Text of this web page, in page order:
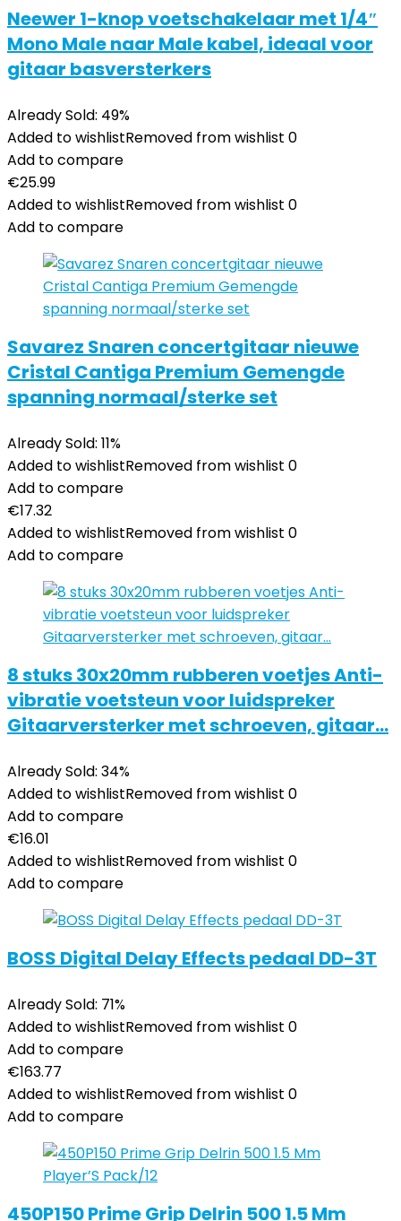
Neewer 1-knop voetschakelaar met 1/4″
Mono Male naar Male kabel, ideaal voor
gitaar basversterkers
Already Sold: 49%
Added to wishlistRemoved from wishlist 0
Add to compare
€25.99
Added to wishlistRemoved from wishlist 0
Add to compare
Savarez Snaren concertgitaar nieuwe
Cristal Cantiga Premium Gemengde
spanning normaal/sterke set
Already Sold: 11%
Added to wishlistRemoved from wishlist 0
Add to compare
€17.32
Added to wishlistRemoved from wishlist 0
Add to compare
8 stuks 30x20mm rubberen voetjes Anti-
vibratie voetsteun voor luidspreker
Gitaarversterker met schroeven, gitaar…
Already Sold: 34%
Added to wishlistRemoved from wishlist 0
Add to compare
€16.01
Added to wishlistRemoved from wishlist 0
Add to compare
BOSS Digital Delay Effects pedaal DD-3T
Already Sold: 71%
Added to wishlistRemoved from wishlist 0
Add to compare
€163.77
Added to wishlistRemoved from wishlist 0
Add to compare
450P150 Prime Grip Delrin 500 1.5 Mm